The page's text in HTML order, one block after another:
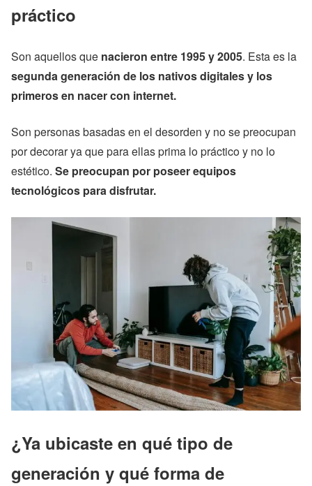
práctico
Son aquellos que nacieron entre 1995 y 2005. Esta es la
segunda generación de los nativos digitales y los
primeros en nacer con internet.
Son personas basadas en el desorden y no se preocupan
por decorar ya que para ellas prima lo práctico y no lo
estético. Se preocupan por poseer equipos
tecnológicos para disfrutar.
¿Ya ubicaste en qué tipo de
generación y qué forma de